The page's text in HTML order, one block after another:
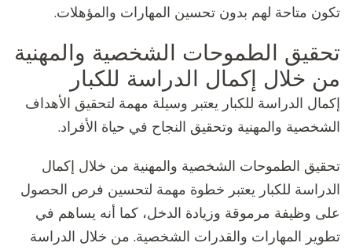
تكون متاحة لهم بدون تحسين المهارات والمؤهلات.
تحقيق الطموحات الشخصية والمهنية
من خلال إكمال الدراسة للكبار
إكمال الدراسة للكبار يعتبر وسيلة مهمة لتحقيق الأهداف
الشخصية والمهنية وتحقيق النجاح في حياة الأفراد.
تحقيق الطموحات الشخصية والمهنية من خلال إكمال
الدراسة للكبار يعتبر خطوة مهمة لتحسين فرص الحصول
على وظيفة مرموقة وزيادة الدخل، كما أنه يساهم في
تطوير المهارات والقدرات الشخصية. من خلال الدراسة